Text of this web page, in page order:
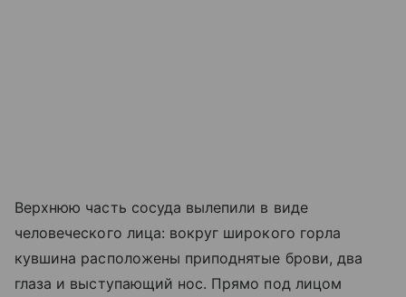
Верхнюю часть сосуда вылепили в виде
человеческого лица: вокруг широкого горла
кувшина расположены приподнятые брови, два
глаза и выступающий нос. Прямо под лицом